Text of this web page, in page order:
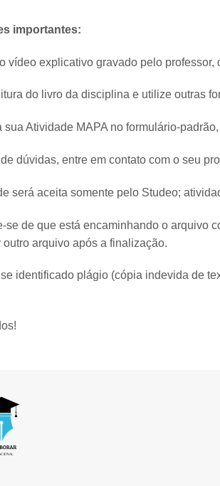
importantes:
vídeo explicativo gravado pelo
do livro da disciplina e utilize outras
sua Atividade MAPA no formulário-
dúvidas, entre em contato com o seu
será aceita somente pelo Studeo;
se de que está encaminhando o arquivo
outro arquivo após a finalização.
identificado plágio (cópia indevida de